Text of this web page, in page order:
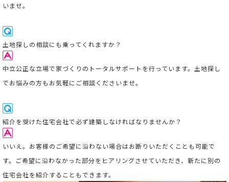
いませ。
土地探しの相談にも乗ってくれますか？
中立公正な立場で家づくりのトータルサポートを行っています。 土地探し
でお悩みの方もお気軽にご相談くださいませ。
紹介を受けた住宅会社で必ず建築しなければなりませんか？
いいえ。お客様のご希望に沿わない場合はお断りいただくことも可能で
す。ご希望に沿わなかった部分をヒアリングさせていただき、新たに別の
住宅会社を紹介することもできます。